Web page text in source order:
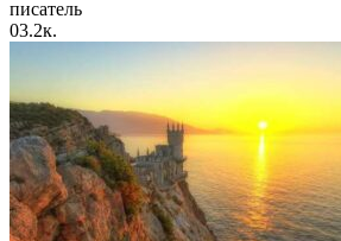
писатель
03.2к.